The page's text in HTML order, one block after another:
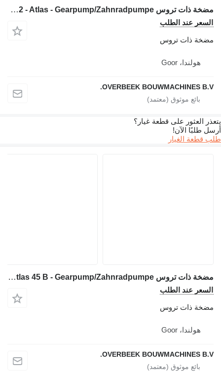
مضخة ذات تروس Bosch 0510 715 312 - Atlas - Gearpump/Zahnradpumpe لـ آلات البناء
السعر عند الطلب
مضخة ذات تروس
هولندا، Goor
OVERBEEK BOUWMACHINES B.V.
يتعذر العثور على قطعة غيار؟
أرسل طلبًا الآن!
طلب قطعة الغيار
مضخة ذات تروس Bosch B510 240 029 - Atlas 45 B - Gearpump/Zahnradpumpe لـ جرافة ذات عجلات
السعر عند الطلب
مضخة ذات تروس
هولندا، Goor
OVERBEEK BOUWMACHINES B.V.